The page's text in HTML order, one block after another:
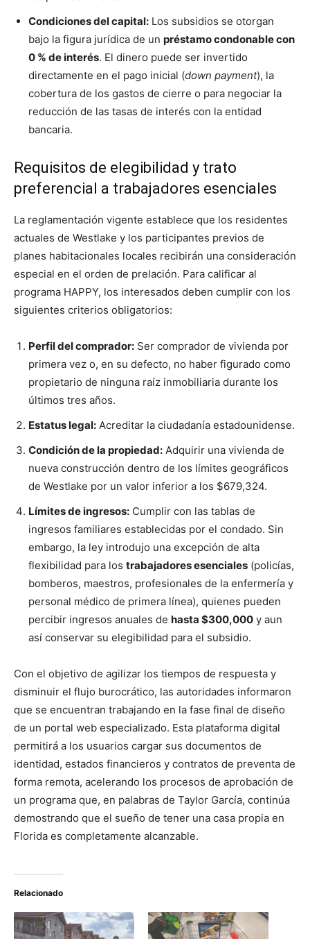
Condiciones del capital: Los subsidios se otorgan
bajo la figura jurídica de un préstamo condonable con
0 % de interés. El dinero puede ser invertido
directamente en el pago inicial (down payment), la
cobertura de los gastos de cierre o para negociar la
reducción de las tasas de interés con la entidad
bancaria.
Requisitos de elegibilidad y trato
preferencial a trabajadores esenciales
La reglamentación vigente establece que los residentes
actuales de Westlake y los participantes previos de
planes habitacionales locales recibirán una consideración
especial en el orden de prelación. Para calificar al
programa HAPPY, los interesados deben cumplir con los
siguientes criterios obligatorios:
Perfil del comprador: Ser comprador de vivienda por
primera vez o, en su defecto, no haber figurado como
propietario de ninguna raíz inmobiliaria durante los
últimos tres años.
Estatus legal: Acreditar la ciudadanía estadounidense.
Condición de la propiedad: Adquirir una vivienda de
nueva construcción dentro de los límites geográficos
de Westlake por un valor inferior a los $679,324.
Límites de ingresos: Cumplir con las tablas de
ingresos familiares establecidas por el condado. Sin
embargo, la ley introdujo una excepción de alta
flexibilidad para los trabajadores esenciales (policías,
bomberos, maestros, profesionales de la enfermería y
personal médico de primera línea), quienes pueden
percibir ingresos anuales de hasta $300,000 y aun
así conservar su elegibilidad para el subsidio.
Con el objetivo de agilizar los tiempos de respuesta y
disminuir el flujo burocrático, las autoridades informaron
que se encuentran trabajando en la fase final de diseño
de un portal web especializado. Esta plataforma digital
permitirá a los usuarios cargar sus documentos de
identidad, estados financieros y contratos de preventa de
forma remota, acelerando los procesos de aprobación de
un programa que, en palabras de Taylor García, continúa
demostrando que el sueño de tener una casa propia en
Florida es completamente alcanzable.
Relacionado